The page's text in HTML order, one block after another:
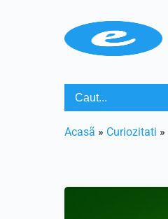
Acasã » Curiozitati »